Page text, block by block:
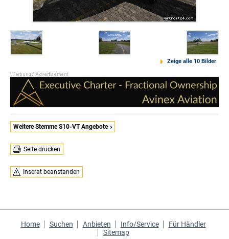
Zeige alle 10 Bilder
Weitere Stemme S10-VT Angebote
Seite drucken
Inserat beanstanden
Home Suchen Anbieten Info/Service
Für Händler
Sitemap